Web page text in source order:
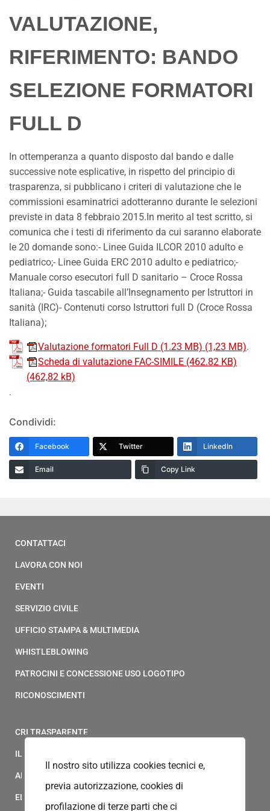
VALUTAZIONE,
RIFERIMENTO: BANDO
SELEZIONE FORMATORI
FULL D
In ottemperanza a quanto disposto dal bando e dalle
successive note esplicative, in rispetto del principio di
trasparenza, si pubblicano i criteri di valutazione che le
commissioni esaminatrici adotteranno durante le selezioni
previste in data 8 febbraio 2015.In merito al test scritto, si
comunica che i testi di riferimento da cui saranno elaborate
le 20 domande sono:- Linee Guida ILCOR 2010 adulto e
pediatrico;- Linee Guida ERC 2010 adulto e pediatrico;-
Manuale corso esecutori full D sanitario – Croce Rossa
Italiana;- Guida tascabile all’Insegnamento per Istruttori in
sanità (IRC)- Contenuti corso Istruttori full D (Croce Rossa
Italiana);
Valutazione formatori Full D (1.23 MB)
.
Scheda di valutazione FAC-SIMILE (462.82 KB)
.
Condividi:
Facebook Twitter LinkedIn
Email Copy Link
CONTATTACI
LAVORA CON NOI
EVENTI
SERVIZIO CIVILE
UFFICIO STAMPA & MULTIMEDIA
WHISTLEBLOWING
PATROCINI E CONCESSIONE USO LOGOTIPO
RICONOSCIMENTI
CRI TRASPARENTE
IL MODELLO 231 DELLA CROCE ROSSA ITALIANA
ALBO FORNITORI
ELENCO AVVOCATI
Il nostro sito utilizza cookies tecnici e,
previa autorizzazione, cookies di
profilazione di terze parti che ci